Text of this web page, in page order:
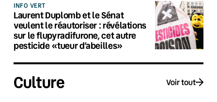
INFO VERT
Laurent Duplomb et le Sénat
veulent le réautoriser : révélations
sur le flupyradifurone, cet autre
pesticide «tueur d’abeilles»
Culture Voir tout